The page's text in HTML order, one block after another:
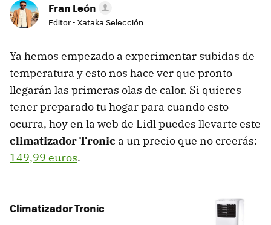
Fran León
Editor - Xataka Selección
Ya hemos empezado a experimentar subidas de
temperatura y esto nos hace ver que pronto
llegarán las primeras olas de calor. Si quieres
tener preparado tu hogar para cuando esto
ocurra, hoy en la web de Lidl puedes llevarte este
climatizador Tronic a un precio que no creerás:
149,99 euros.
Climatizador Tronic